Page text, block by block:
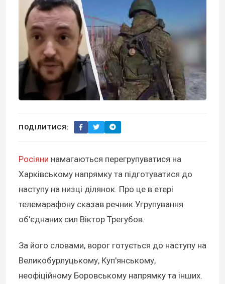
ПОДІЛИТИСЯ:
Росіяни намагаються перегрупуватися на
Харківському напрямку та підготуватися до
наступу на низці ділянок. Про це в етері
телемарафону сказав речник Угрупування
об'єднаних сил Віктор Трегубов.
За його словами, ворог готується до наступу на
Великобурлуцькому, Куп'янському,
неофіційному Боровському напрямку та інших.